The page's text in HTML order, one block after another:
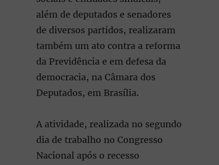
além de deputados e senadores
de diversos partidos, realizaram
também um ato contra a reforma
da Previdência e em defesa da
democracia, na Câmara dos
Deputados, em Brasília.
A atividade, realizada no segundo
dia de trabalho no Congresso
Nacional após o recesso